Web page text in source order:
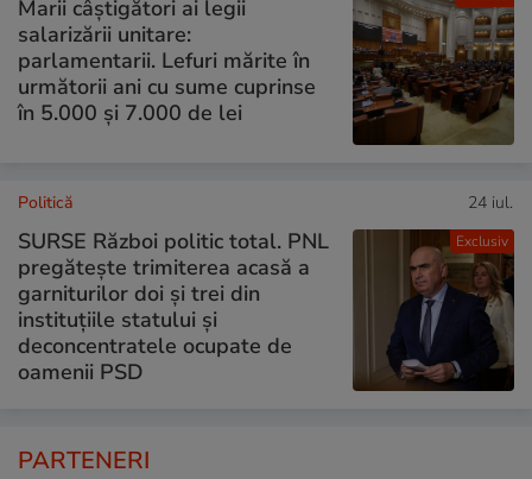
Marii câștigători ai legii
salarizării unitare:
parlamentarii. Lefuri mărite în
următorii ani cu sume cuprinse
în 5.000 și 7.000 de lei
Exclusiv
Politică 24 iul.
SURSE Război politic total. PNL
pregătește trimiterea acasă a
garniturilor doi și trei din
instituțiile statului și
deconcentratele ocupate de
oamenii PSD
PARTENERI